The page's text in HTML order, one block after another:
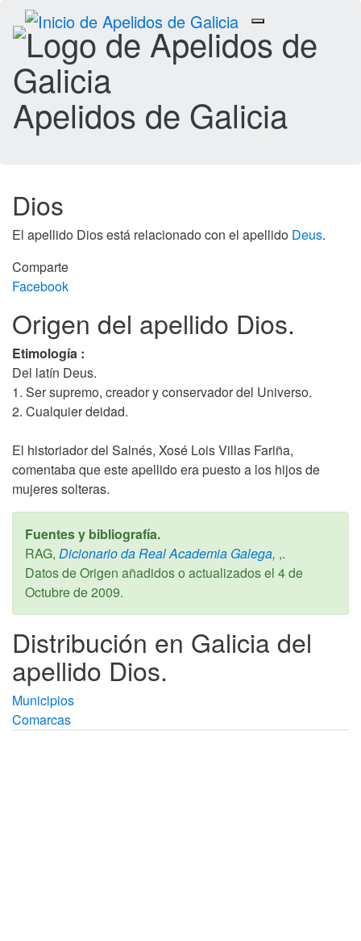
Toggle
navigation
Apelidos de Galicia
Dios
El apellido Dios está relacionado con el apellido Deus.
Comparte
Facebook
Origen del apellido Dios.
Etimología :
Del latín Deus.
1. Ser supremo, creador y conservador del Universo.
2. Cualquier deidad.
El historiador del Salnés, Xosé Lois Villas Fariña,
comentaba que este apellido era puesto a los hijos de
mujeres solteras.
Fuentes y bibliografía.
RAG, Dicionario da Real Academia Galega, ,.
Datos de Origen añadidos o actualizados el 4 de
Octubre de 2009.
Distribución en Galicia del
apellido Dios.
Municipios
Comarcas